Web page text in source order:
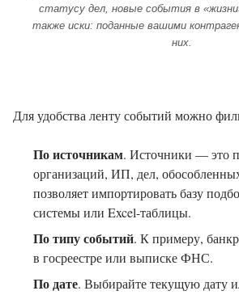
статусу дел, новые события в
также иски: поданные вашими
них.
Для удобства ленту событий можно
По источникам. Источники — это
организаций, ИП, дел,
позволяет импортировать базу
системы или Excel-таблицы.
По типу событий. К примеру,
в госреестре или выписке ФНС.
По дате. Выбирайте текущую дату